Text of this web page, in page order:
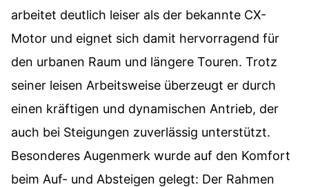
arbeitet deutlich leiser als der bekannte CX-
Motor und eignet sich damit hervorragend für
den urbanen Raum und längere Touren. Trotz
seiner leisen Arbeitsweise überzeugt er durch
einen kräftigen und dynamischen Antrieb, der
auch bei Steigungen zuverlässig unterstützt.
Besonderes Augenmerk wurde auf den Komfort
beim Auf- und Absteigen gelegt: Der Rahmen